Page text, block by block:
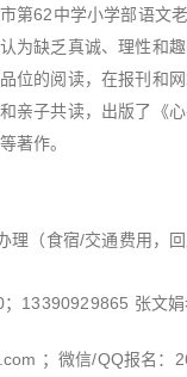
第62中学小学部语文
为缺乏真诚、理性和
位的阅读，在报刊和
亲子共读，出版了《
著作。
（食宿/交通费用，回
13390929865 张文娟
；微信/QQ报名：